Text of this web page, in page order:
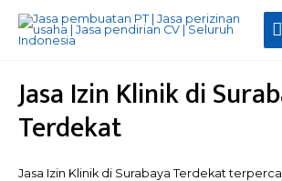
Jasa Izin Klinik di
Terdekat
Jasa Izin Klinik di Surabaya Terdekat